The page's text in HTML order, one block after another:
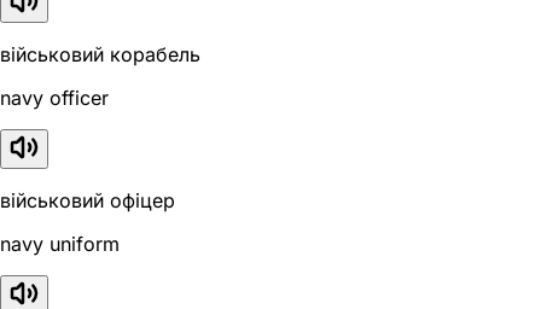
військовий корабель
navy officer
військовий офіцер
navy uniform